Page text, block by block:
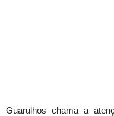
Guarulhos chama a